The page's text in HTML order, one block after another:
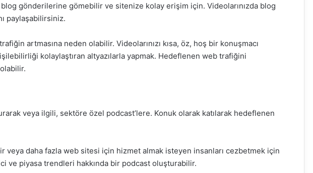
blog gönderilerine gömebilir ve sitenize kolay erişim için. Videolarınızda blog
paylaşabilirsiniz.
artmasına neden olabilir. Videolarınızı kısa, öz, hoş bir konuşmacı
kolaylaştıran altyazılarla yapmak. Hedeflenen web trafiğini
veya ilgili, sektöre özel podcast’lere. Konuk olarak katılarak hedeflenen
veya daha fazla web sitesi için hizmet almak isteyen insanları cezbetmek için
ve piyasa trendleri hakkında bir podcast oluşturabilir.